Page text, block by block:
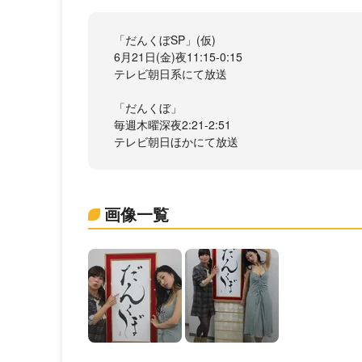
「だんくぼSP」(仮)
6月21日(金)夜11:15-0:15
テレビ朝日系にて放送
「だんくぼ」
毎週木曜深夜2:21-2:51
テレビ朝日ほかにて放送
画像一覧